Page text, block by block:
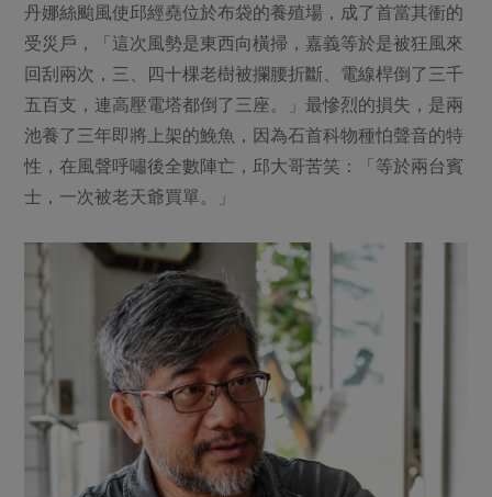
調理食材・點心
調味醬料/南北貨 烘焙
休閒零嘴 沖泡飲品
保健食品
居家好物
美妝保養 個人清潔
家庭清潔 織品
日用品 圖書禮品
防災用品
最新產品
優惠專區
醬料
湯品．鍋物
漬物
涼拌沙拉
飲品
主題食譜
異國料理
年菜食譜
養身食補
節慶大餐
合作25-精選產品第三彈
更多當季產品
議題活動
主婦聯盟X樂齡網特約優惠案
2024農業發展計畫年度報告
更多議題活動
把最好的台灣味帶回家！
減硝酸鹽 惜食
非基改運動 支持本土農糧
廢核運動 能源議題
減添加物 減塑減廢
生活者e週報
綠主張月刊
典藏閱覽室
自主把關
檢驗報告
硝酸鹽檢驗
社員權益
合作社法規
社務專區
選舉專區
最新消息
下載專區
丹娜絲颱風使邱經堯位於布袋的養殖場，成了首當其衝的
受災戶，「這次風勢是東西向橫掃，嘉義等於是被狂風來
回刮兩次，三、四十棵老樹被攔腰折斷、電線桿倒了三千
五百支，連高壓電塔都倒了三座。」最慘烈的損失，是兩
池養了三年即將上架的鮸魚，因為石首科物種怕聲音的特
性，在風聲呼嘯後全數陣亡，邱大哥苦笑：「等於兩台賓
士，一次被老天爺買單。」